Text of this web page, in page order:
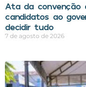
Ata da convenção
candidatos ao
decidir tudo
7 de agosto de 2026